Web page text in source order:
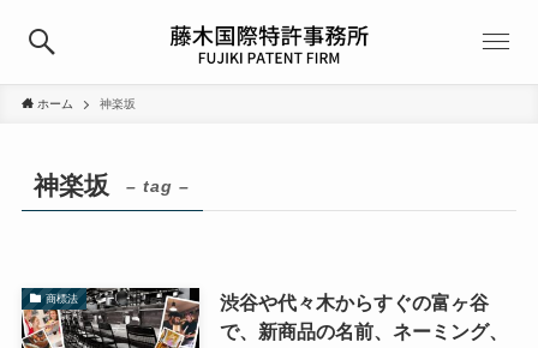
ホーム 神楽坂
神楽坂 – tag –
商標法
渋谷や代々木からすぐの富ヶ谷
で、新商品の名前、ネーミング、